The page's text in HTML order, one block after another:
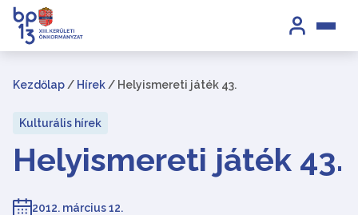
Kezdőlap / Hírek / Helyismereti játék 43.
Kulturális hírek
Helyismereti játék 43.
2012. március 12.